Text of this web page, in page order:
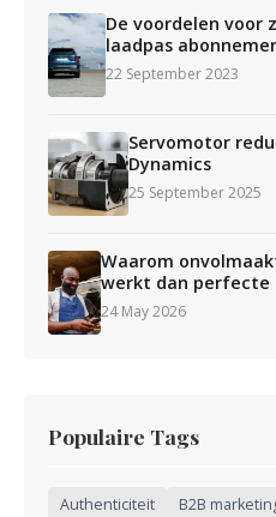
De voordelen voor
laadpas
22 September 2023
Servomotor
Dynamics
25 September 2025
Waarom
werkt dan perfecte
24 May 2026
Populaire Tags
Authenticiteit B2B